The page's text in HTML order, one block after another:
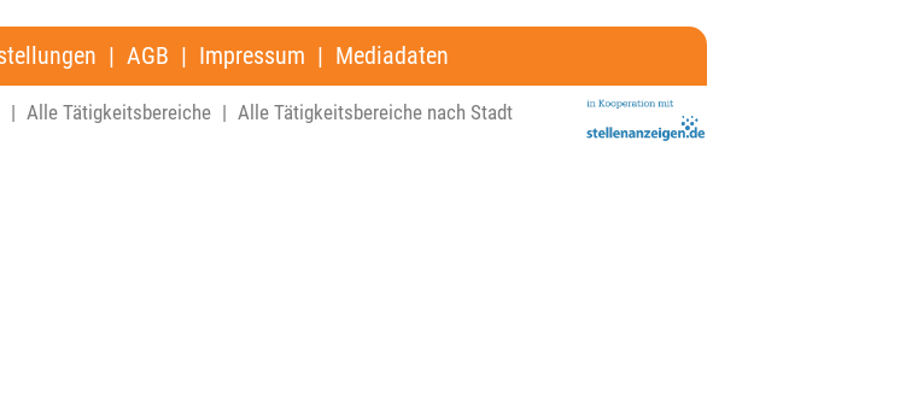
| AGB | Impressum | Mediadaten
| Alle Tätigkeitsbereiche | Alle Tätigkeitsbereiche nach Stadt